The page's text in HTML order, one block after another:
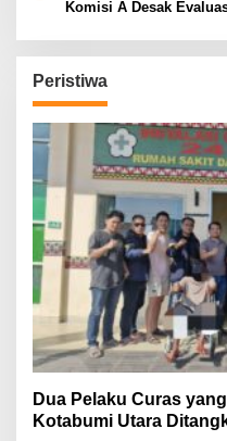
Komisi A Desak
Peristiwa
Dua Pelaku Curas
Kotabumi Utara